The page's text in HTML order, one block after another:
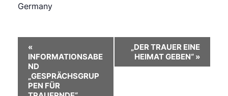
Germany
«
INFORMATIONSABE
ND
„GESPRÄCHSGRUP
PEN FÜR
„DER TRAUER EINE
HEIMAT GEBEN“ »